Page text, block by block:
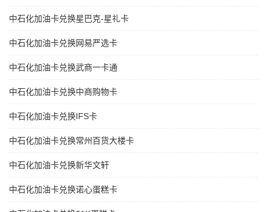
中石化加油卡兑换星巴克-星礼卡
中石化加油卡兑换网易严选卡
中石化加油卡兑换武商一卡通
中石化加油卡兑换中商购物卡
中石化加油卡兑换IFS卡
中石化加油卡兑换常州百货大楼卡
中石化加油卡兑换新华文轩
中石化加油卡兑换诺心蛋糕卡